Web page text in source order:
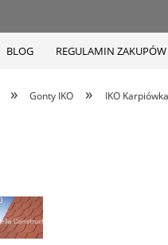
BLOG REGULAMIN ZAKUPÓW
» Gonty IKO » IKO